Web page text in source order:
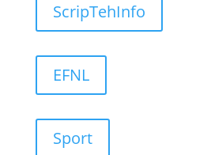
ScripTehInfo
EFNL
Sport